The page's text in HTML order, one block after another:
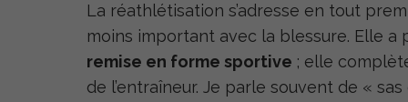
La réathlétisation s’adresse en tout
moins important avec la blessure. Elle a
remise en forme sportive ; elle
de l’entraîneur. Je parle souvent de «